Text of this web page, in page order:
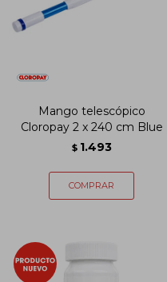
Mango telescópico
Cloropay 2 x 240 cm Blue
$ 1.493